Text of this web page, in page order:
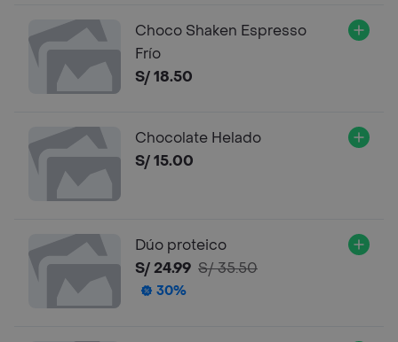
Choco Shaken Espresso
Frío
S/ 18.50
Chocolate Helado
S/ 15.00
Dúo proteico
S/ 24.99 S/ 35.50
30%